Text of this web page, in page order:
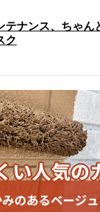
テナンス、ちゃん
ク